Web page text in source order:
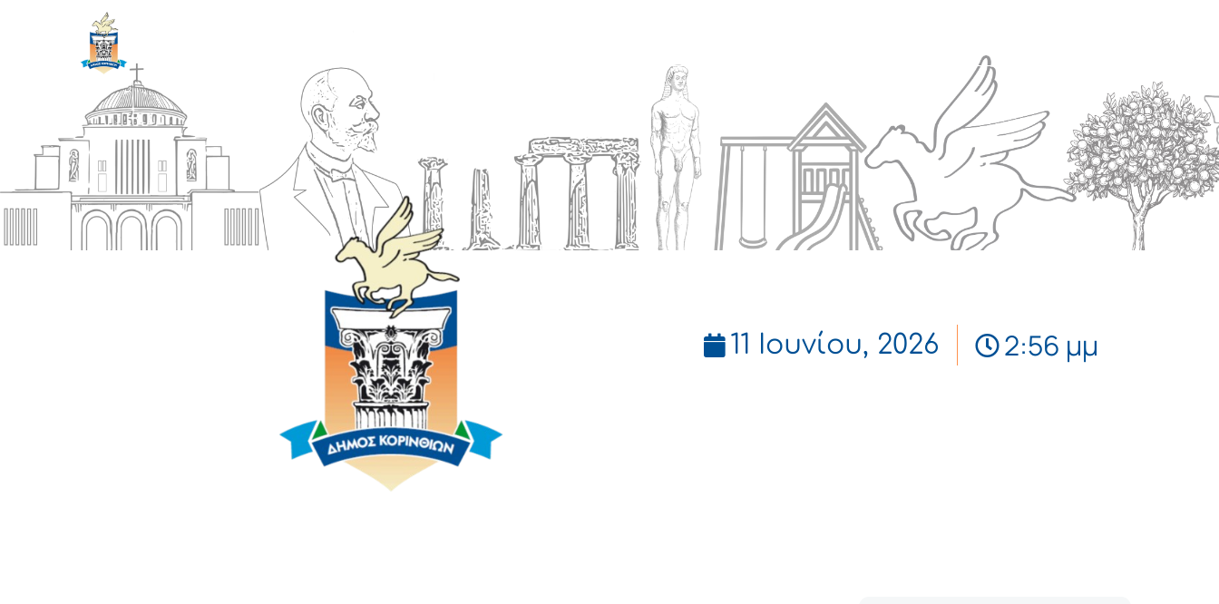
11 Ιουνίου, 2026 2:56 μμ